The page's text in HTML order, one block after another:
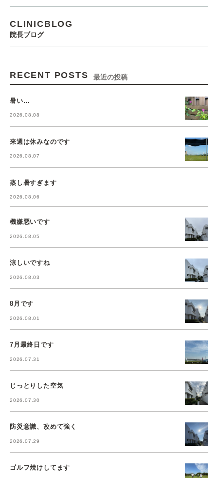
CLINICBLOG
院長ブログ
RECENT POSTS 最近の投稿
暑い…
2026.08.08
来週は休みなのです
2026.08.07
蒸し暑すぎます
2026.08.06
機嫌悪いです
2026.08.05
涼しいですね
2026.08.03
8月です
2026.08.01
7月最終日です
2026.07.31
じっとりした空気
2026.07.30
防災意識、改めて強く
2026.07.29
ゴルフ焼けしてます